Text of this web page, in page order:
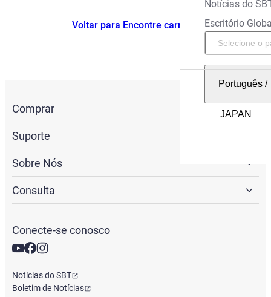
Notícias do
Escritório
Português/
Voltar para Encontre carros
Comprar
Suporte
Sobre Nós
Consulta
Conecte-se conosco
Notícias do SBT
Boletim de Notícias